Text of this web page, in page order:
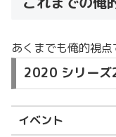
あくまでも俺的視
2020 シリーズ
イベント